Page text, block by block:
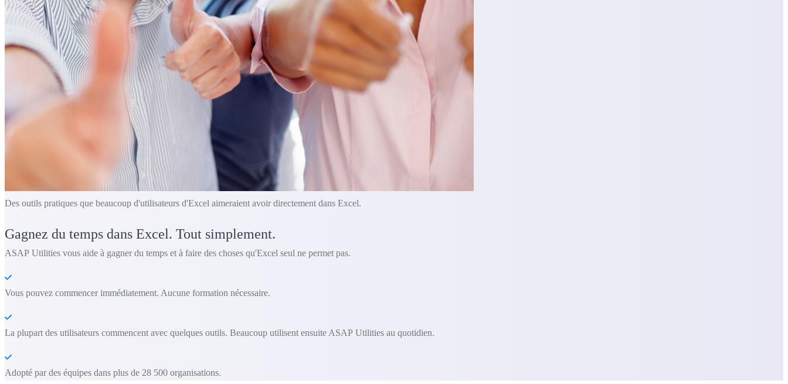
Des outils pratiques que beaucoup d'utilisateurs d'Excel aimeraient avoir directement dans Excel.
Gagnez du temps dans Excel. Tout simplement.
ASAP Utilities vous aide à gagner du temps et à faire des choses qu'Excel seul ne permet pas.
Vous pouvez commencer immédiatement. Aucune formation nécessaire.
La plupart des utilisateurs commencent avec quelques outils. Beaucoup utilisent ensuite ASAP Utilities au quotidien.
Adopté par des équipes dans plus de 28 500 organisations.